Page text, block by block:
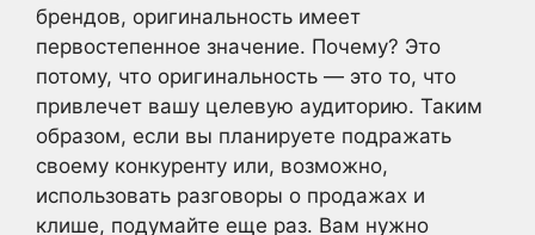
брендов, оригинальность имеет
первостепенное значение. Почему? Это
потому, что оригинальность — это то, что
привлечет вашу целевую аудиторию. Таким
образом, если вы планируете подражать
своему конкуренту или, возможно,
использовать разговоры о продажах и
клише, подумайте еще раз. Вам нужно